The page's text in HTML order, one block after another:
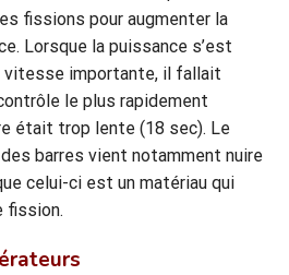
fissions pour augmenter la
Lorsque la puissance s’est
vitesse importante, il fallait
le plus rapidement
était trop lente (18 sec). Le
barres vient notamment nuire
celui-ci est un matériau qui
fission.